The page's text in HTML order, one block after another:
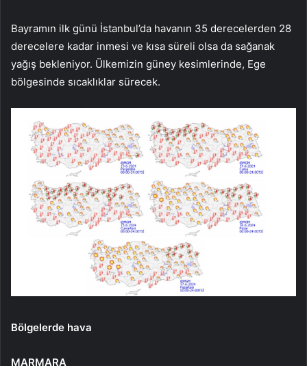
Bayramın ilk günü İstanbul’da havanın 35 derecelerden 28
derecelere kadar inmesi ve kısa süreli olsa da sağanak
yağış bekleniyor. Ülkemizin güney kesimlerinde, Ege
bölgesinde sıcaklıklar sürecek.
Bölgelerde hava
MARMARA